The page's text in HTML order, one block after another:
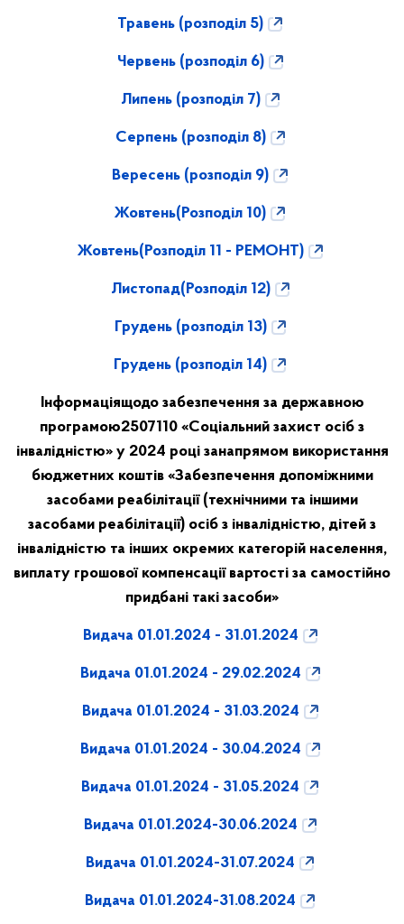
Травень (розподіл 5)
Червень (розподіл 6)
Липень (розподіл 7)
Серпень (розподіл 8)
Вересень (розподіл 9)
Жовтень(Розподіл 10)
Жовтень(Розподіл 11 - РЕМОНТ)
Листопад(Розподіл 12)
Грудень (розподіл 13)
Грудень (розподіл 14)
Інформаціящодо забезпечення за державною
програмою2507110 «Соціальний захист осіб з
інвалідністю» у 2024 році занапрямом використання
бюджетних коштів «Забезпечення допоміжними
засобами реабілітації (технічними та іншими
засобами реабілітації) осіб з інвалідністю, дітей з
інвалідністю та інших окремих категорій населення,
виплату грошової компенсації вартості за самостійно
придбані такі засоби»
Видача 01.01.2024 - 31.01.2024
Видача 01.01.2024 - 29.02.2024
Видача 01.01.2024 - 31.03.2024
Видача 01.01.2024 - 30.04.2024
Видача 01.01.2024 - 31.05.2024
Видача 01.01.2024-30.06.2024
Видача 01.01.2024-31.07.2024
Видача 01.01.2024-31.08.2024